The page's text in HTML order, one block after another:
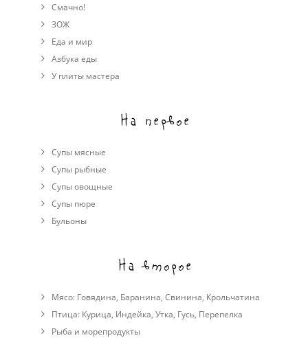
Смачно!
ЗОЖ
Еда и мир
Азбука еды
У плиты мастера
На первое
Супы мясные
Супы рыбные
Супы овощные
Cупы пюре
Бульоны
На второе
Мясо: Говядина, Баранина, Свинина, Крольчатина
Птица: Курица, Индейка, Утка, Гусь, Перепелка
Рыба и морепродукты